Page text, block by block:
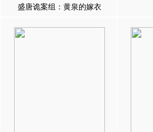
盛唐诡案组：黄泉的嫁衣